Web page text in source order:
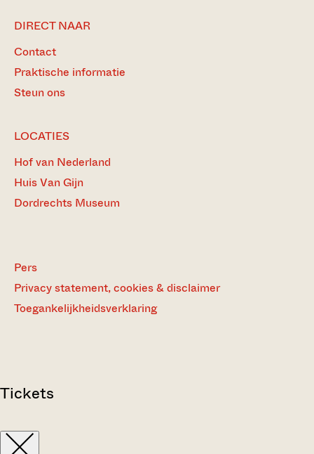
DIRECT NAAR
Contact
Praktische informatie
Steun ons
LOCATIES
Hof van Nederland
Huis Van Gijn
Dordrechts Museum
Pers
Privacy statement, cookies & disclaimer
Toegankelijkheidsverklaring
Tickets